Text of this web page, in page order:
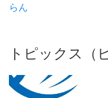
らん
トピックス（